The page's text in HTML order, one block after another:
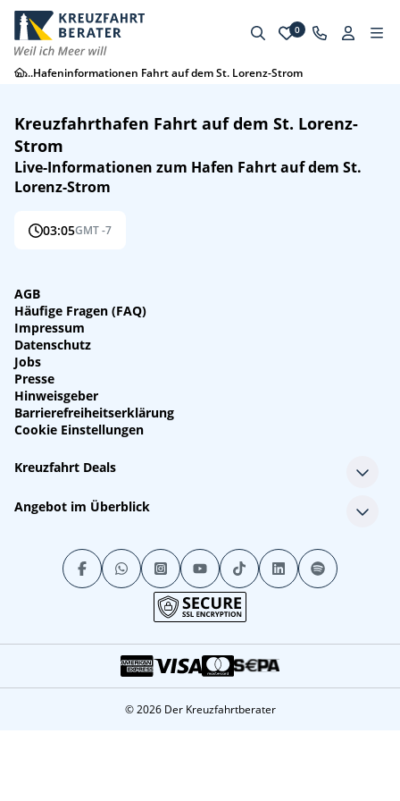
0
...Hafeninformationen Fahrt auf dem St. Lorenz-Strom
Kreuzfahrthafen Fahrt auf dem St. Lorenz-
Strom
Live-Informationen zum Hafen Fahrt auf dem St.
Lorenz-Strom
03:05GMT -7
AGB
Häufige Fragen (FAQ)
Impressum
Datenschutz
Jobs
Presse
Hinweisgeber
Barrierefreiheitserklärung
Cookie Einstellungen
Kreuzfahrt Deals
Single-Kreuzfahrten
Kreuzfahrt mit Kindern
Minikreuzfahrten
Stornokabinen
Luxuskreuzfahrten
Angebot im Überblick
Alle Schiffe
Alle Reiseziele
Kreuzfahrtpakete
© 2026 Der Kreuzfahrtberater